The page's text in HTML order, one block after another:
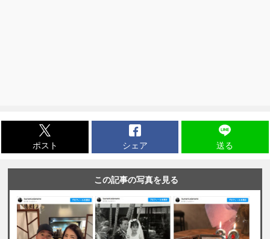
ポスト シェア 送る
この記事の写真を見る